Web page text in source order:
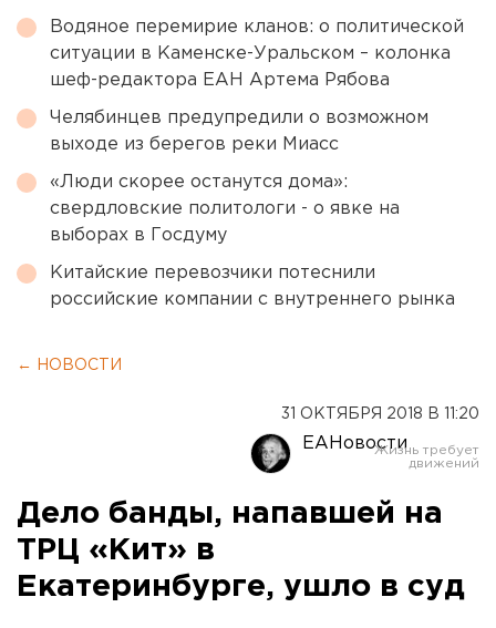
Водяное перемирие кланов: о политической
ситуации в Каменске-Уральском – колонка
шеф-редактора ЕАН Артема Рябова
Челябинцев предупредили о возможном
выходе из берегов реки Миасс
«Люди скорее останутся дома»:
свердловские политологи - о явке на
выборах в Госдуму
Китайские перевозчики потеснили
российские компании с внутреннего рынка
← НОВОСТИ
31 ОКТЯБРЯ 2018 В 11:20
ЕАНовости
Дело банды, напавшей на
ТРЦ «Кит» в
Екатеринбурге, ушло в суд